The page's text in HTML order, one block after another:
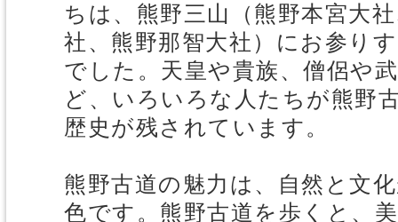
ちは、熊野三山（熊野本宮大
社、熊野那智大社）にお参り
でした。天皇や貴族、僧侶や
ど、いろいろな人たちが熊野
歴史が残されています。
熊野古道の魅力は、自然と文
色です。熊野古道を歩くと、